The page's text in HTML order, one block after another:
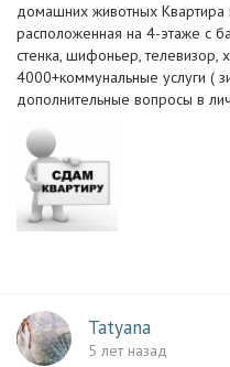
домашних животных
расположенная на 4-этаже с
стенка, шифоньер, телевизор,
4000+коммунальные услуги (
дополнительные вопросы в
Tatyana
5 лет назад